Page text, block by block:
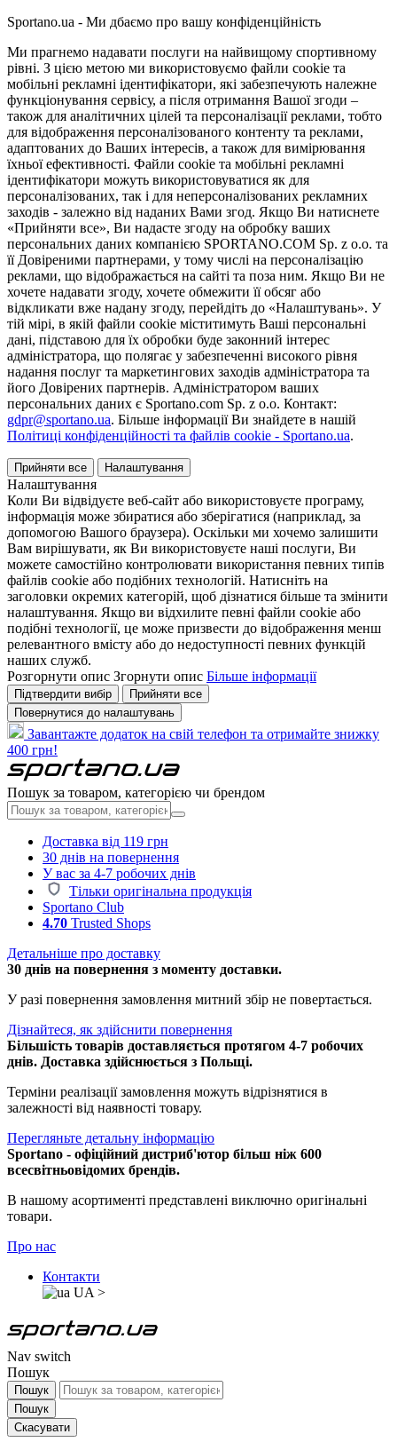
Sportano.ua - Ми дбаємо про вашу конфіденційність
Ми прагнемо надавати послуги на найвищому спортивному
рівні. З цією метою ми використовуємо файли cookie та
мобільні рекламні ідентифікатори, які забезпечують належне
функціонування сервісу, а після отримання Вашої згоди –
також для аналітичних цілей та персоналізації реклами, тобто
для відображення персоналізованого контенту та реклами,
адаптованих до Ваших інтересів, а також для вимірювання
їхньої ефективності. Файли cookie та мобільні рекламні
ідентифікатори можуть використовуватися як для
персоналізованих, так і для неперсоналізованих рекламних
заходів - залежно від наданих Вами згод. Якщо Ви натиснете
«Прийняти все», Ви надасте згоду на обробку ваших
персональних даних компанією SPORTANO.COM Sp. z o.o. та
її Довіреними партнерами, у тому числі на персоналізацію
реклами, що відображається на сайті та поза ним. Якщо Ви не
хочете надавати згоду, хочете обмежити її обсяг або
відкликати вже надану згоду, перейдіть до «Налаштувань». У
тій мірі, в якій файли cookie міститимуть Ваші персональні
дані, підставою для їх обробки буде законний інтерес
адміністратора, що полягає у забезпеченні високого рівня
надання послуг та маркетингових заходів адміністратора та
його Довірених партнерів. Адміністратором ваших
персональних даних є Sportano.com Sp. z o.o. Контакт:
gdpr@sportano.ua. Більше інформації Ви знайдете в нашій
Політиці конфіденційності та файлів cookie - Sportano.ua.
Прийняти все Налаштування
Налаштування
Коли Ви відвідуєте веб-сайт або використовуєте програму,
інформація може збиратися або зберігатися (наприклад, за
допомогою Вашого браузера). Оскільки ми хочемо залишити
Вам вирішувати, як Ви використовуєте наші послуги, Ви
можете самостійно контролювати використання певних типів
файлів cookie або подібних технологій. Натисніть на
заголовки окремих категорій, щоб дізнатися більше та змінити
налаштування. Якщо ви відхилите певні файли cookie або
подібні технології, це може призвести до відображення менш
релевантного вмісту або до недоступності певних функцій
наших служб.
Розгорнути опис Згорнути опис Більше інформації
Підтвердити вибір
Прийняти все
Повернутися до налаштувань
Завантажте додаток на свій телефон та отримайте знижку
400 грн!
Пошук за товаром, категорією чи брендом
Доставка від 119 грн
30 днів на повернення
У вас за 4-7 робочих днів
Тільки оригінальна продукція
Sportano Club
4.70 Trusted Shops
Детальніше про доставку
30 днів на повернення з моменту доставки.
У разі повернення замовлення митний збір не повертається.
Дізнайтеся, як здійснити повернення
Більшість товарів доставляється протягом 4-7 робочих
днів. Доставка здійснюється з Польщі.
Терміни реалізації замовлення можуть відрізнятися в
залежності від наявності товару.
Перегляньте детальну інформацію
Sportano - офіційний дистриб'ютор більш ніж 600
всесвітньовідомих брендів.
В нашому асортименті представлені виключно оригінальні
товари.
Про нас
Контакти
UA >
Nav switch
Пошук
Пошук
Пошук
Скасувати